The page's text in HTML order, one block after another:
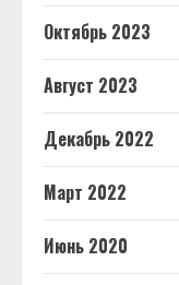
Октябрь 2023
Август 2023
Декабрь 2022
Март 2022
Июнь 2020